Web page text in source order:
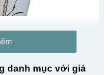
danh mục với giá